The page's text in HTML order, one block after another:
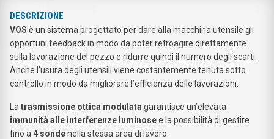
DESCRIZIONE
VOS è un sistema progettato per dare alla macchina utensile gli
opportuni feedback in modo da poter retroagire direttamente
sulla lavorazione del pezzo e ridurre quindi il numero degli scarti.
Anche l’usura degli utensili viene costantemente tenuta sotto
controllo in modo da migliorare l’efficienza delle lavorazioni.
La trasmissione ottica modulata garantisce un’elevata
immunità alle interferenze luminosee la possibilità di gestire
fino a 4 sondenella stessa area di lavoro.